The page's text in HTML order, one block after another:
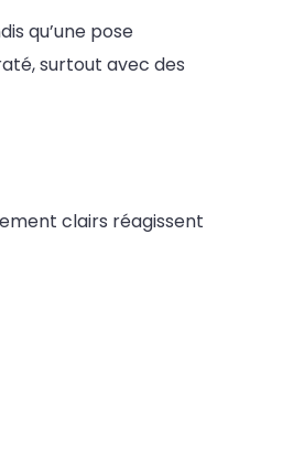
qu’une pose
surtout avec des
clairs réagissent